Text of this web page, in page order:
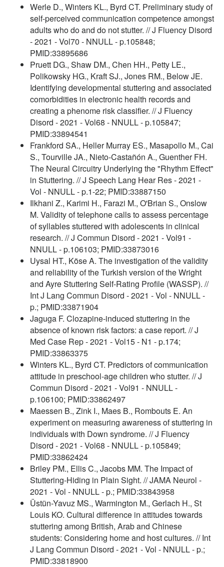
Werle D., Winters KL., Byrd CT. Preliminary study of
self-perceived communication competence amongst
adults who do and do not stutter. // J Fluency Disord
- 2021 - Vol70 - NNULL - p.105848;
PMID:33895686
Pruett DG., Shaw DM., Chen HH., Petty LE.,
Polikowsky HG., Kraft SJ., Jones RM., Below JE.
Identifying developmental stuttering and associated
comorbidities in electronic health records and
creating a phenome risk classifier. // J Fluency
Disord - 2021 - Vol68 - NNULL - p.105847;
PMID:33894541
Frankford SA., Heller Murray ES., Masapollo M., Cai
S., Tourville JA., Nieto-Castañón A., Guenther FH.
The Neural Circuitry Underlying the "Rhythm Effect"
in Stuttering. // J Speech Lang Hear Res - 2021 -
Vol - NNULL - p.1-22; PMID:33887150
Ilkhani Z., Karimi H., Farazi M., O'Brian S., Onslow
M. Validity of telephone calls to assess percentage
of syllables stuttered with adolescents in clinical
research. // J Commun Disord - 2021 - Vol91 -
NNULL - p.106103; PMID:33873016
Uysal HT., Köse A. The investigation of the validity
and reliability of the Turkish version of the Wright
and Ayre Stuttering Self-Rating Profile (WASSP). //
Int J Lang Commun Disord - 2021 - Vol - NNULL -
p.; PMID:33871904
Jaguga F. Clozapine-induced stuttering in the
absence of known risk factors: a case report. // J
Med Case Rep - 2021 - Vol15 - N1 - p.174;
PMID:33863375
Winters KL., Byrd CT. Predictors of communication
attitude in preschool-age children who stutter. // J
Commun Disord - 2021 - Vol91 - NNULL -
p.106100; PMID:33862497
Maessen B., Zink I., Maes B., Rombouts E. An
experiment on measuring awareness of stuttering in
individuals with Down syndrome. // J Fluency
Disord - 2021 - Vol68 - NNULL - p.105849;
PMID:33862424
Briley PM., Ellis C., Jacobs MM. The Impact of
Stuttering-Hiding in Plain Sight. // JAMA Neurol -
2021 - Vol - NNULL - p.; PMID:33843958
Üstün-Yavuz MS., Warmington M., Gerlach H., St
Louis KO. Cultural difference in attitudes towards
stuttering among British, Arab and Chinese
students: Considering home and host cultures. // Int
J Lang Commun Disord - 2021 - Vol - NNULL - p.;
PMID:33818900